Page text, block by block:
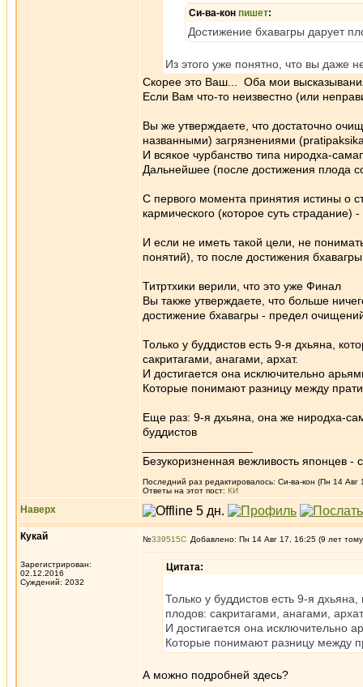
Си-ва-кон пишет:
Достижение бхавагры дарует
Из этого уже понятно, что вы даже
Скорее это Ваш... Оба мои
Если Вам что-то неизвестно (или
Вы же утверждаете, что достаточно
названными) загрязнениями
И всякое чурбанство типа ниродха-
Дальнейшее (после достижения плода
С первого момента принятия истины о
кармического (которое суть
И если не иметь такой цели, не
понятий), то после достижения
Титртхики верили, что это уже Финал
Вы также утверждаете, что больше
достижение бхавагры - предел
Только у буддистов есть 9-я дхьяна,
сакритагами, анагами, архат.
И достигается она исключительно
Которые понимают разницу между
Еще раз: 9-я дхьяна, она же ниродха-
буддистов
Безукоризненная вежливость японцев -
Последний раз редактировалось: Си-ва-кон (Пн 14 Авг
Ответы на этот пост: КИ
Наверх
Кукай
Зарегистрирован:
02.12.2016
Суждений: 2032
№339515 Добавлено: Пн 14 Авг 17, 16:25 (9 лет
Цитата:
Только у буддистов есть 9-я
плодов: сакритагами, анагами,
И достигается она исключительно
Которые понимают разницу между
А можно подробней здесь?